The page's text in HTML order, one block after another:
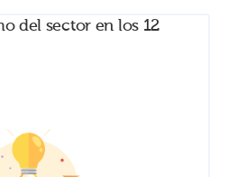
del sector en los 12